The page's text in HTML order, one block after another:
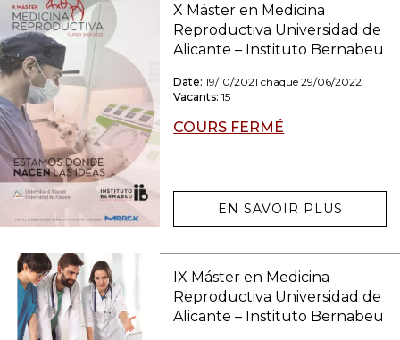
X Máster en Medicina
Reproductiva Universidad de
Alicante – Instituto Bernabeu
Date: 19/10/2021 chaque 29/06/2022
Vacants: 15
COURS FERMÉ
EN SAVOIR PLUS
IX Máster en Medicina
Reproductiva Universidad de
Alicante – Instituto Bernabeu